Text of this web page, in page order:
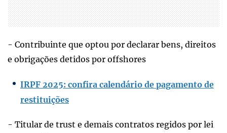
- Contribuinte que optou por declarar bens, direitos
e obrigações detidos por offshores
IRPF 2025: confira calendário de pagamento de
restituições
- Titular de trust e demais contratos regidos por lei